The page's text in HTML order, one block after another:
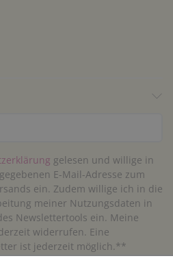
gelesen und willige in
E-Mail-Adresse zum
ein. Zudem willige ich in die
meiner Nutzungsdaten in
Newslettertools ein. Meine
widerrufen. Eine
ist jederzeit möglich.**